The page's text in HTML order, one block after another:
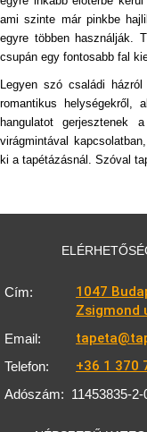
ami szinte már pinkbe
egyre többen használják.
csupán egy fontosabb fal
Legyen szó családi
romantikus helységekről,
hangulatot gerjesztenek
virágmintával
ki a tapétázásnál. Szóval
Cím:
1047
Zsigmond
Email:
Telefon: +36 1 370
Adószám: 11453835-2-